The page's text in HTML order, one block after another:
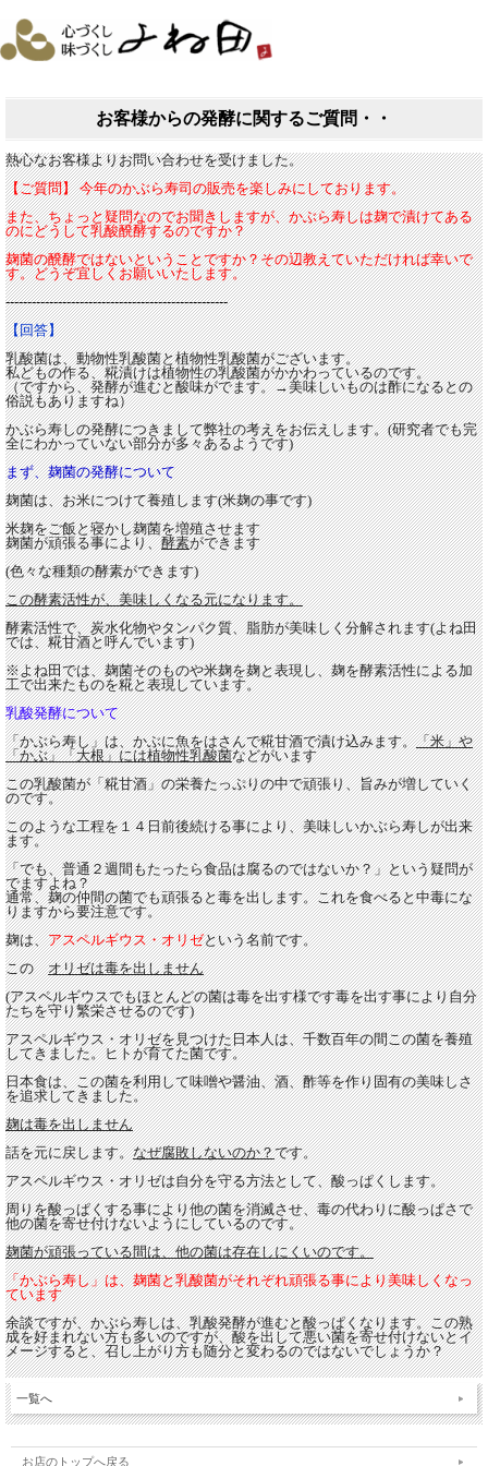
お客様からの発酵に関するご質問・・
熱心なお客様よりお問い合わせを受けました。
【ご質問】 今年のかぶら寿司の販売を楽しみにしております。
また、ちょっと疑問なのでお聞きしますが、かぶら寿しは麹で漬けてある
のにどうして乳酸醗酵するのですか？
麹菌の醗酵ではないということですか？その辺教えていただければ幸いで
す。どうぞ宜しくお願いいたします。
---------------------------------------------------
【回答】
乳酸菌は、動物性乳酸菌と植物性乳酸菌がございます。
私どもの作る、糀漬けは植物性の乳酸菌がかかわっているのです。
（ですから、発酵が進むと酸味がでます。→美味しいものは酢になるとの
俗説もありますね）
かぶら寿しの発酵につきまして弊社の考えをお伝えします。(研究者でも完
全にわかっていない部分が多々あるようです)
まず、麹菌の発酵について
麹菌は、お米につけて養殖します(米麹の事です)
米麹をご飯と寝かし麹菌を増殖させます
麹菌が頑張る事により、酵素ができます
(色々な種類の酵素ができます)
この酵素活性が、美味しくなる元になります。
酵素活性で、炭水化物やタンパク質、脂肪が美味しく分解されます(よね田
では、糀甘酒と呼んでいます)
※よね田では、麹菌そのものや米麹を麹と表現し、麹を酵素活性による加
工で出来たものを糀と表現しています。
乳酸発酵について
「かぶら寿し」は、かぶに魚をはさんで糀甘酒で漬け込みます。「米」や
「かぶ」「大根」には植物性乳酸菌などがいます
この乳酸菌が「糀甘酒」の栄養たっぷりの中で頑張り、旨みが増していく
のです。
このような工程を１４日前後続ける事により、美味しいかぶら寿しが出来
ます。
「でも、普通２週間もたったら食品は腐るのではないか？」という疑問が
でますよね？
通常、麹の仲間の菌でも頑張ると毒を出します。これを食べると中毒にな
りますから要注意です。
麹は、アスペルギウス・オリゼという名前です。
このオリゼは毒を出しません
(アスペルギウスでもほとんどの菌は毒を出す様です毒を出す事により自分
たちを守り繁栄させるのです)
アスペルギウス・オリゼを見つけた日本人は、千数百年の間この菌を養殖
してきました。ヒトが育てた菌です。
日本食は、この菌を利用して味噌や醤油、酒、酢等を作り固有の美味しさ
を追求してきました。
麹は毒を出しません
話を元に戻します。なぜ腐敗しないのか？です。
アスペルギウス・オリゼは自分を守る方法として、酸っぱくします。
周りを酸っぱくする事により他の菌を消滅させ、毒の代わりに酸っぱさで
他の菌を寄せ付けないようにしているのです。
麹菌が頑張っている間は、他の菌は存在しにくいのです。
「かぶら寿し」は、麹菌と乳酸菌がそれぞれ頑張る事により美味しくなっ
ています
余談ですが、かぶら寿しは、乳酸発酵が進むと酸っぱくなります。この熟
成を好まれない方も多いのですが、酸を出して悪い菌を寄せ付けないとイ
メージすると、召し上がり方も随分と変わるのではないでしょうか？
一覧へ
お店のトップへ戻る